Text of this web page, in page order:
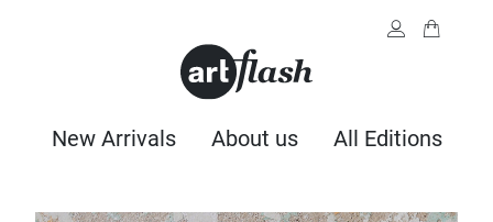
New Arrivals About us All Editions